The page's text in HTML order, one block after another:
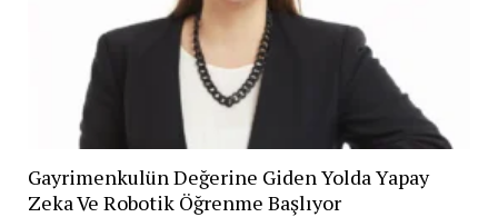
Gayrimenkulün Değerine Giden Yolda Yapay
Zeka Ve Robotik Öğrenme Başlıyor